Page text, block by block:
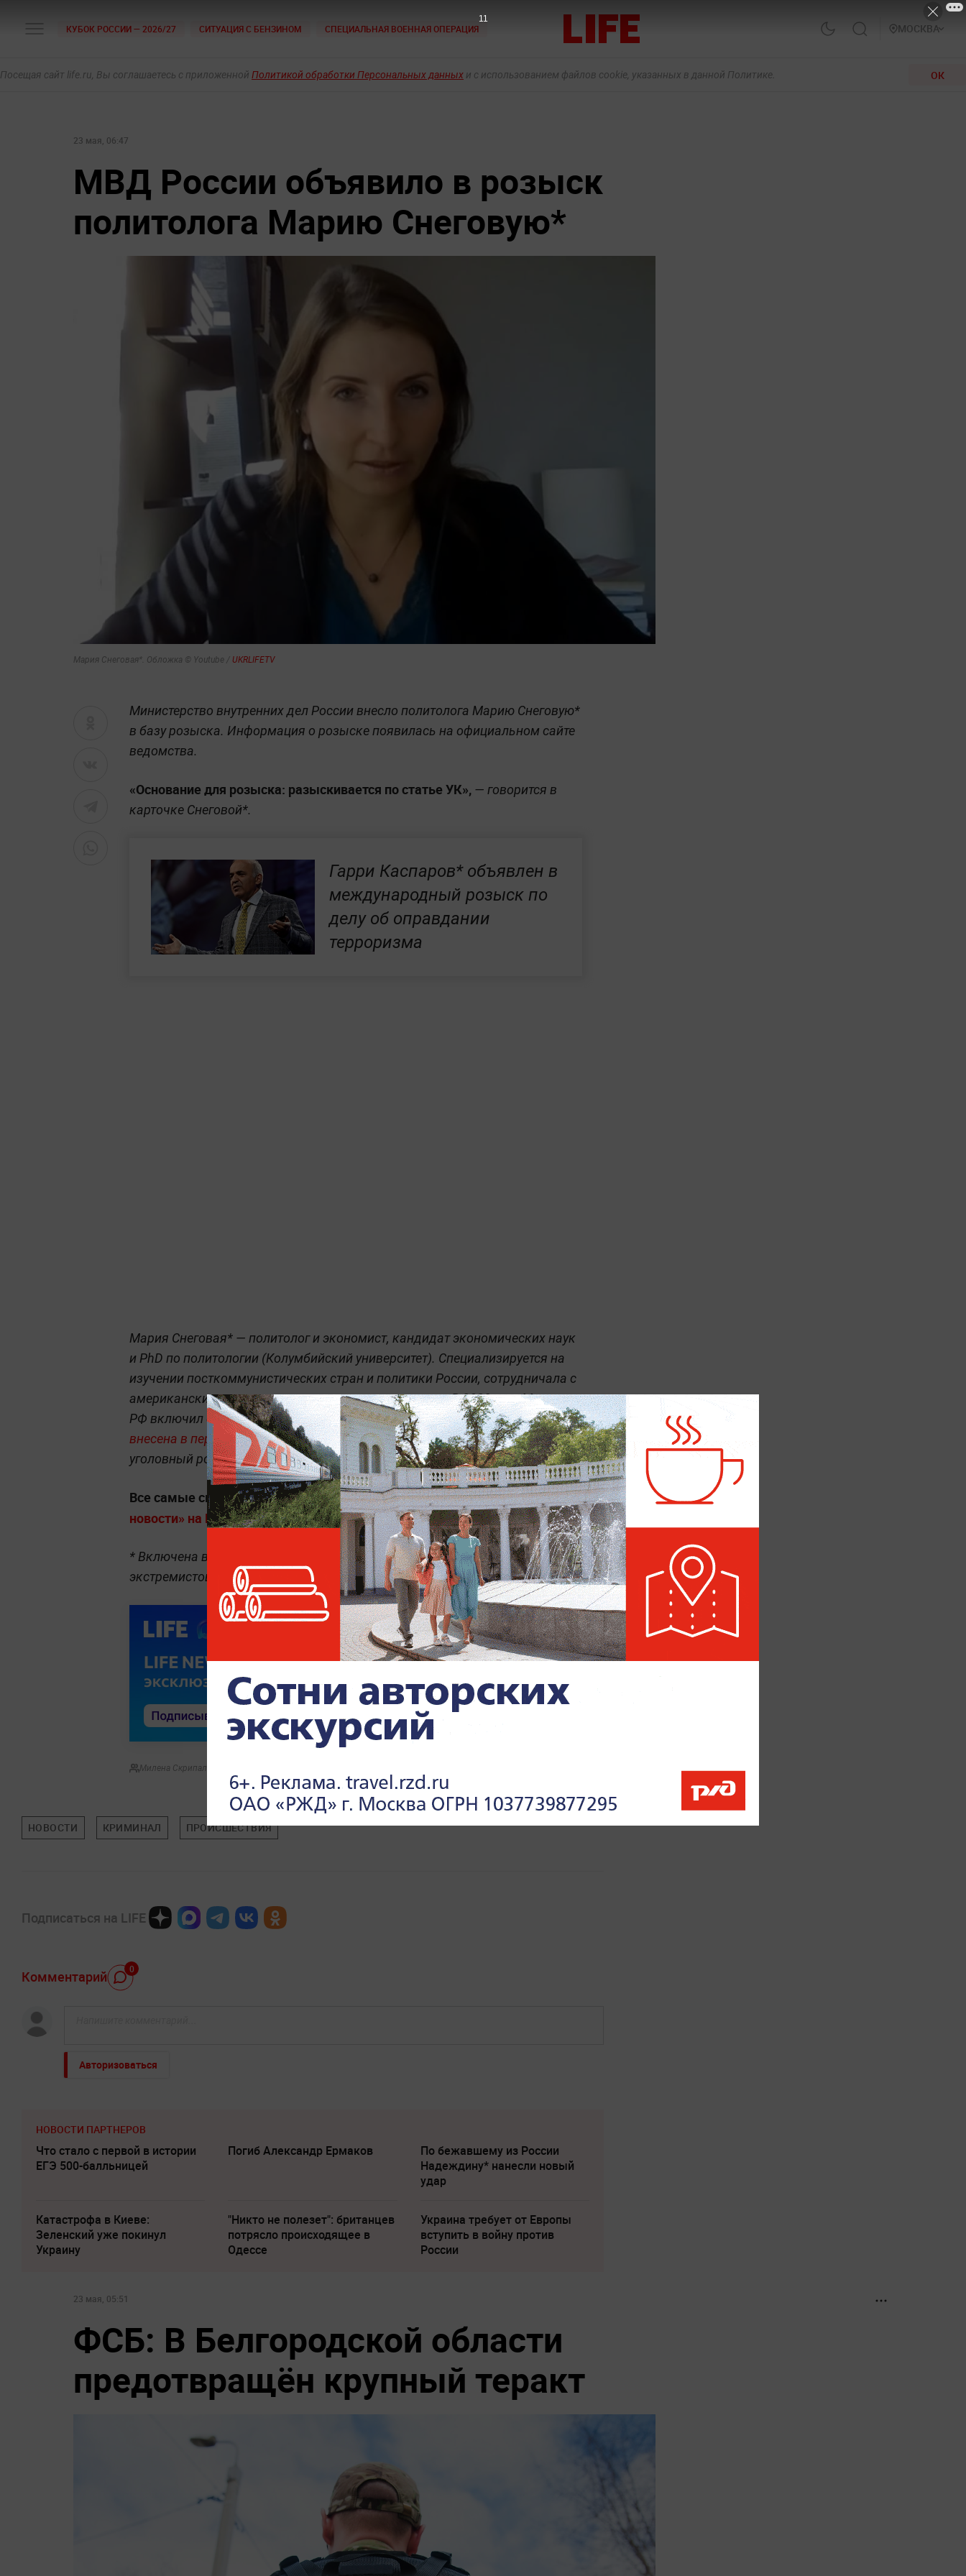
КУБОК РОССИИ — 2026/27 СИТУАЦИЯ С БЕНЗИНОМ СПЕЦИАЛЬНАЯ ВОЕННАЯ ОПЕРАЦИЯ МОСКВА
Посещая сайт life.ru, Вы соглашаетесь с приложенной Политикой обработки Персональных данных и с использованием файлов cookie, указанных в данной Политике. ОК
23 мая, 06:47
МВД России объявило в розыск
политолога Марию Снеговую*
Мария Снеговая*. Обложка © Youtube / UKRLIFETV
Министерство внутренних дел России внесло политолога Марию Снеговую*
в базу розыска. Информация о розыске появилась на официальном сайте
ведомства.
«Основание для розыска: разыскивается по статье УК», — говорится в
карточке Снеговой*.
Гарри Каспаров* объявлен в
международный розыск по
делу об оправдании
терроризма
Мария Снеговая* — политолог и экономист, кандидат экономических наук
и PhD по политологии (Колумбийский университет). Специализируется на
изучении посткоммунистических стран и политики России, сотрудничала с
американскими вузами и аналитическими центрами. В 2023 году Минюст
РФ включил её в реестр иностранных агентов,в 2026 году она была
внесена в перечень экстремистов Росфинмониторингаи объявлена в
уголовный розыск МВД.
Все самые свежие новости без задержек —в разделе «Последние
новости» на Life.ru.
* Включена в России в реестр иноагентов и реестр террористов и
экстремистов.
Милена Скрипальщикова
НОВОСТИ КРИМИНАЛ ПРОИСШЕСТВИЯ
Подписаться на LIFE
Комментарий 0
Авторизоваться
НОВОСТИ ПАРТНЕРОВ
Что стало с первой в истории
ЕГЭ 500-балльницей
Погиб Александр Ермаков
По бежавшему из России
Надеждину* нанесли новый
удар
Катастрофа в Киеве:
Зеленский уже покинул
Украину
"Никто не полезет": британцев
потрясло происходящее в
Одессе
Украина требует от Европы
вступить в войну против
России
23 мая, 05:51
ФСБ: В Белгородской области
предотвращён крупный теракт
10